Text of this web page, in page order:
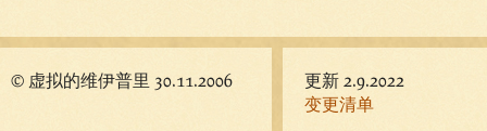
© 虚拟的维伊普里 30.11.2006
更新 2.9.2022
变更清单